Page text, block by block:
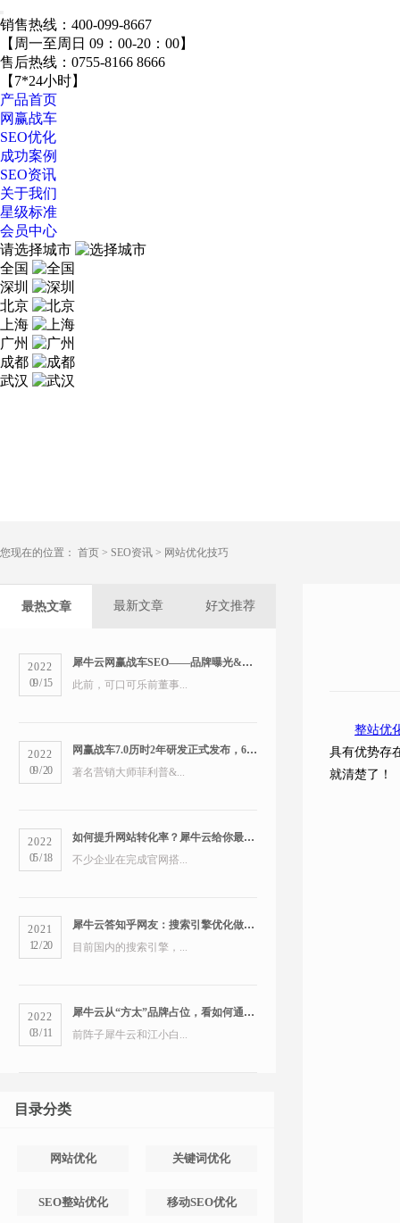
销售热线： 400-099-8667
【周一至周日 09：00-20：00】
售后热线： 0755-8166 8666
【7*24小时】
产品首页
网赢战车
SEO优化
成功案例
SEO资讯
关于我们
星级标准
会员中心
请选择城市
全国
深圳
北京
上海
广州
成都
武汉
您现在的位置： 首页 > SEO资讯 > 网站优化技巧
最热文章 最新文章 好文推荐
2022
09/15
犀牛云网赢战车SEO——品牌曝光&精准营销双管齐下
此前，可口可乐前董事...
2022
09/20
网赢战车7.0历时2年研发正式发布，6大版本打造数字营销新物种
著名营销大师菲利普&...
2022
05/18
如何提升网站转化率？犀牛云给你最全的营销洞察
不少企业在完成官网搭...
2021
12/20
犀牛云答知乎网友：搜索引擎优化做得好的公司有哪些？
目前国内的搜索引擎，...
2022
03/11
犀牛云从“方太”品牌占位，看如何通过搜索引擎占领市场
前阵子犀牛云和江小白...
目录分类
网站优化 关键词优化
SEO整站优化 移动SEO优化
整站优
具有优势存
就清楚了！